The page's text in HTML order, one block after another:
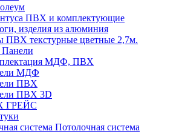
ПВХ и комплектующие
изделия из алюминия
ПВХ текстурные цветные 2,7м.
Панели
МДФ, ПВХ
МДФ
ПВХ
ПВХ 3D
ГРЕЙС
Потолочная система